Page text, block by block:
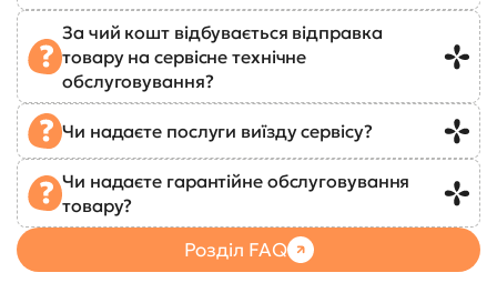
За чий кошт відбувається відправка
товару на сервісне технічне
обслуговування?
Чи надаєте послуги виїзду сервісу?
Чи надаєте гарантійне обслуговування
товару?
Розділ FAQ